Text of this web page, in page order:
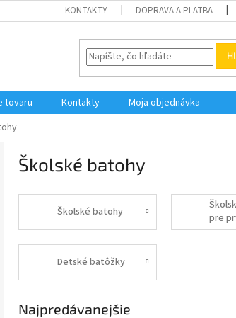
KONTAKTY DOPRAVA A PLATBA
tovaru Kontakty
Moja objednávka
Školské batohy
Školské batohy
pre
Detské batôžky
Najpredávanejšie